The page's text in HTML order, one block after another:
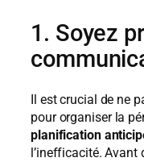
1. Soyez
Il est crucial de ne
pour organiser la
planification
l’inefficacité. Avant